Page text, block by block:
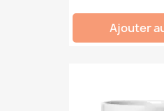
Ajouter